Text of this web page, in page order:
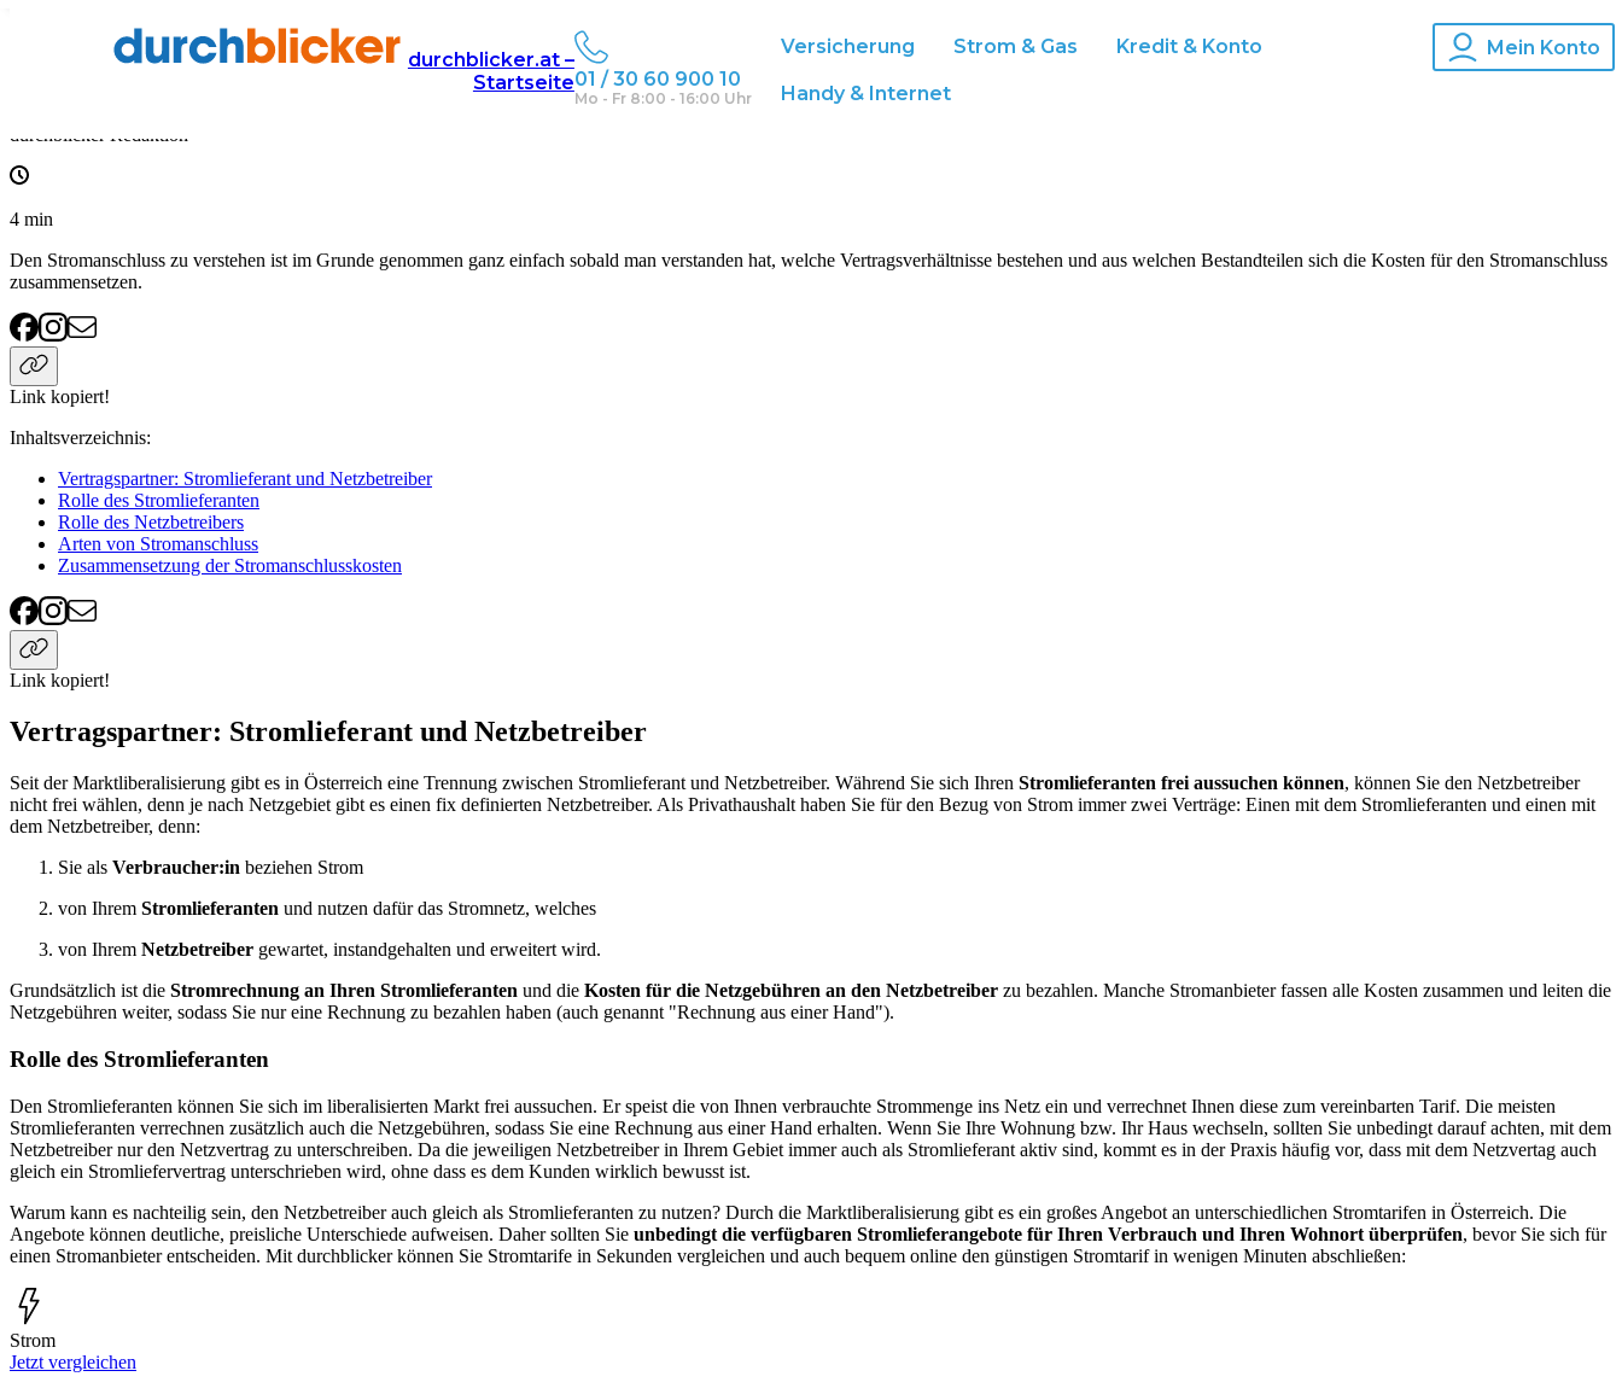
durchblicker.at –
Startseite01 / 30 60 900 10
Mo - Fr 8:00 - 16:00 Uhr
Versicherung Strom & Gas Kredit & Konto
Handy & Internet
Mein Konto
Energie strom
Stromanschluss: Kosten, Vertragspartner & Arten
durchblicker Redaktion
4 min
Den Stromanschluss zu verstehen ist im Grunde genommen ganz einfach sobald man verstanden hat, welche Vertragsverhältnisse bestehen und aus welchen Bestandteilen sich die Kosten für den Stromanschluss
zusammensetzen.
Link kopiert!
Inhaltsverzeichnis:
Vertragspartner: Stromlieferant und Netzbetreiber
Rolle des Stromlieferanten
Rolle des Netzbetreibers
Arten von Stromanschluss
Zusammensetzung der Stromanschlusskosten
Link kopiert!
Vertragspartner: Stromlieferant und Netzbetreiber
Seit der Marktliberalisierung gibt es in Österreich eine Trennung zwischen Stromlieferant und Netzbetreiber. Während Sie sich Ihren Stromlieferanten frei aussuchen können, können Sie den Netzbetreiber
nicht frei wählen, denn je nach Netzgebiet gibt es einen fix definierten Netzbetreiber. Als Privathaushalt haben Sie für den Bezug von Strom immer zwei Verträge: Einen mit dem Stromlieferanten und einen mit
dem Netzbetreiber, denn:
Sie als Verbraucher:in beziehen Strom
von Ihrem Stromlieferanten und nutzen dafür das Stromnetz, welches
von Ihrem Netzbetreiber gewartet, instandgehalten und erweitert wird.
Grundsätzlich ist die Stromrechnung an Ihren Stromlieferanten und die Kosten für die Netzgebühren an den Netzbetreiber zu bezahlen. Manche Stromanbieter fassen alle Kosten zusammen und leiten die
Netzgebühren weiter, sodass Sie nur eine Rechnung zu bezahlen haben (auch genannt "Rechnung aus einer Hand").
Rolle des Stromlieferanten
Den Stromlieferanten können Sie sich im liberalisierten Markt frei aussuchen. Er speist die von Ihnen verbrauchte Strommenge ins Netz ein und verrechnet Ihnen diese zum vereinbarten Tarif. Die meisten
Stromlieferanten verrechnen zusätzlich auch die Netzgebühren, sodass Sie eine Rechnung aus einer Hand erhalten. Wenn Sie Ihre Wohnung bzw. Ihr Haus wechseln, sollten Sie unbedingt darauf achten, mit dem
Netzbetreiber nur den Netzvertrag zu unterschreiben. Da die jeweiligen Netzbetreiber in Ihrem Gebiet immer auch als Stromlieferant aktiv sind, kommt es in der Praxis häufig vor, dass mit dem Netzvertag auch
gleich ein Stromliefervertrag unterschrieben wird, ohne dass es dem Kunden wirklich bewusst ist.
Warum kann es nachteilig sein, den Netzbetreiber auch gleich als Stromlieferanten zu nutzen? Durch die Marktliberalisierung gibt es ein großes Angebot an unterschiedlichen Stromtarifen in Österreich. Die
Angebote können deutliche, preisliche Unterschiede aufweisen. Daher sollten Sie unbedingt die verfügbaren Stromlieferangebote für Ihren Verbrauch und Ihren Wohnort überprüfen, bevor Sie sich für
einen Stromanbieter entscheiden. Mit durchblicker können Sie Stromtarife in Sekunden vergleichen und auch bequem online den günstigen Stromtarif in wenigen Minuten abschließen:
Strom
Jetzt vergleichen